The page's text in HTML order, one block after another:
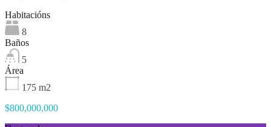
Habitacións
8
Baños
5
Área
175 m2
$800,000,000